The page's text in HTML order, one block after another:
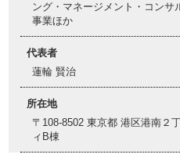
ング・マネージメント・コン
事業ほか
代表者
蓮輪 賢治
所在地
〒108-8502 東京都 港区港南２
ィB棟